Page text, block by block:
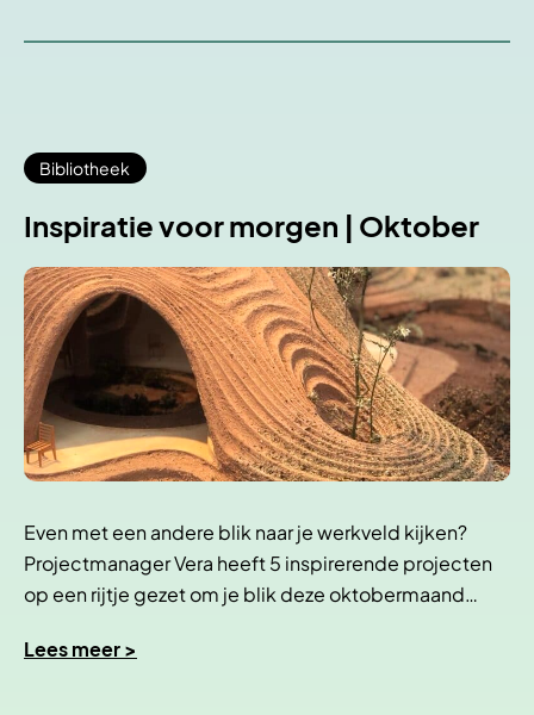
Bibliotheek
Inspiratie voor morgen | Oktober
Even met een andere blik naar je werkveld kijken?
Projectmanager Vera heeft 5 inspirerende projecten
op een rijtje gezet om je blik deze oktobermaand…
Lees meer >